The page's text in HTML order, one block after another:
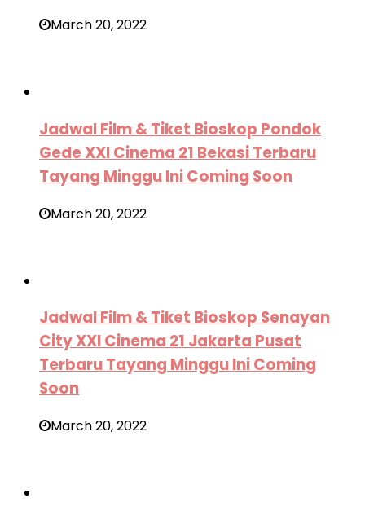
March 20, 2022
Jadwal Film & Tiket Bioskop Pondok
Gede XXI Cinema 21 Bekasi Terbaru
Tayang Minggu Ini Coming Soon
March 20, 2022
Jadwal Film & Tiket Bioskop Senayan
City XXI Cinema 21 Jakarta Pusat
Terbaru Tayang Minggu Ini Coming
Soon
March 20, 2022